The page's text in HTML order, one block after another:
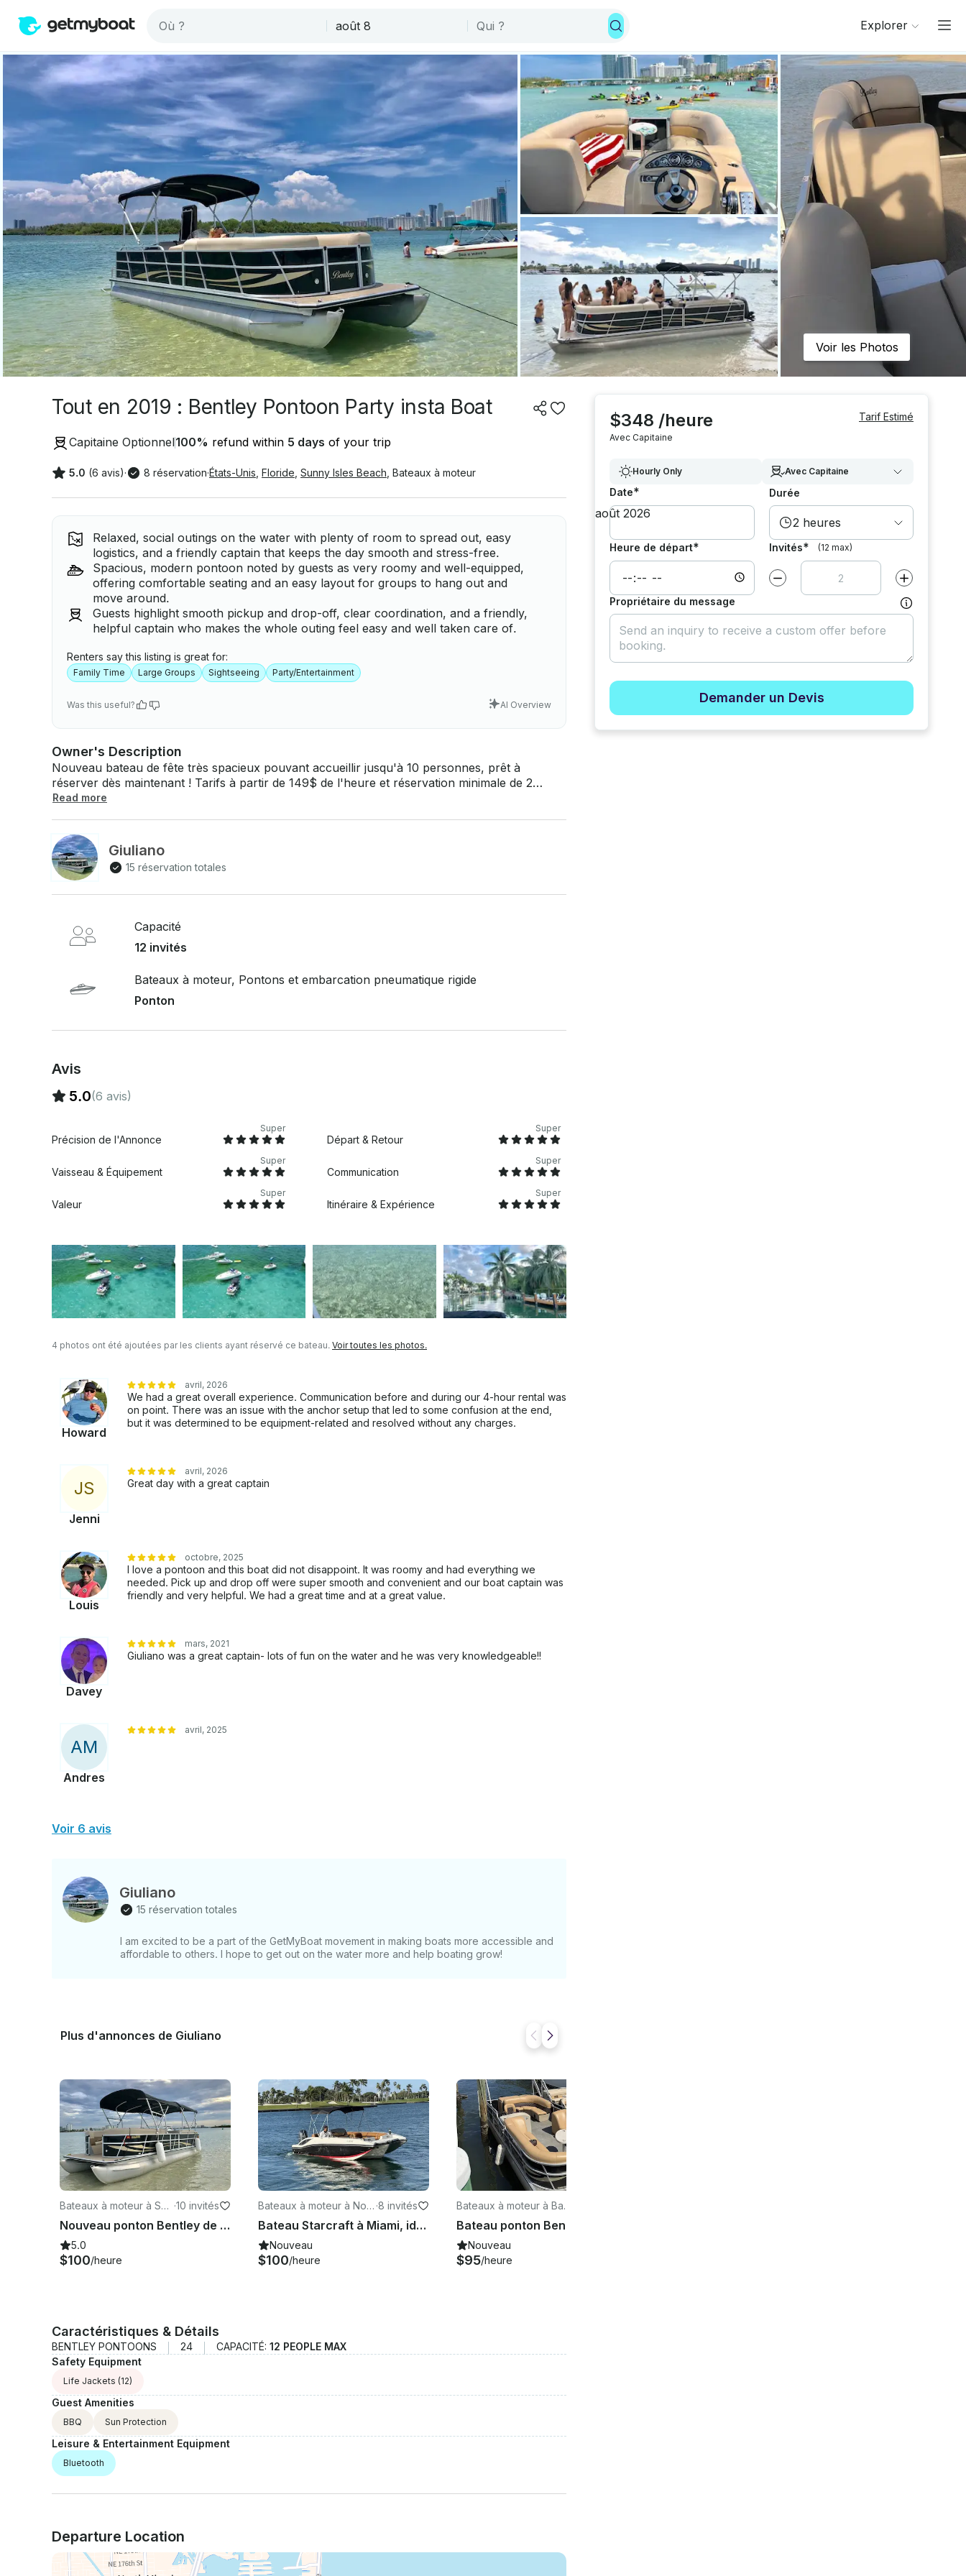
Explorer
Voir les Photos
Tout en 2019 : Bentley Pontoon Party insta Boat
Capitaine Optionnel100% refund within 5 days of your trip
5.0 (6 avis)· 8 réservation·États-Unis Floride Sunny Isles Beach Bateaux à moteur
Relaxed, social outings on the water with plenty of room to spread out, easy
logistics, and a friendly captain that keeps the day smooth and stress-free.
Spacious, modern pontoon noted by guests as very roomy and well-equipped,
offering comfortable seating and an easy layout for groups to hang out and
move around.
Guests highlight smooth pickup and drop-off, clear coordination, and a friendly,
helpful captain who makes the whole outing feel easy and well taken care of.
Renters say this listing is great for:
Family Time Large Groups Sightseeing Party/Entertainment
Was this useful? AI Overview
Owner's Description
Nouveau bateau de fête très spacieux pouvant accueillir jusqu'à 10 personnes, prêt à
réserver dès maintenant ! Tarifs à partir de 149$ de l'heure et réservation minimale de 2
heures. Bateau ponton Bentley 2019 tout compris à louer. Son Bluetooth et ports USB. Tous
jouets pour que les enfants puissent jouer à Sandbar. La meilleure offre de la ville ! Idéal pour
les fêtes d'anniversaire, les fêtes de fin d'études, les enterrements de vie de jeune fille, les
enterrements de vie de garçon, les fêtes d'été
Read more
Giuliano
15 réservation totales
Capacité
12 invités
Bateaux à moteur, Pontons et embarcation pneumatique rigide
Ponton
Avis
5.0(6 avis)
Précision de l'Annonce
Super
Départ & Retour
Super
Vaisseau & Équipement
Super
Communication
Super
Valeur
Super
Itinéraire & Expérience
Super
4 photos ont été ajoutées par les clients ayant réservé ce bateau. Voir toutes les photos.
Howard
avril, 2026
We had a great overall experience. Communication before and during our 4-hour rental was
on point. There was an issue with the anchor setup that led to some confusion at the end,
but it was determined to be equipment-related and resolved without any charges.
JS
Jenni
avril, 2026
Great day with a great captain
Louis
octobre, 2025
I love a pontoon and this boat did not disappoint. It was roomy and had everything we
needed. Pick up and drop off were super smooth and convenient and our boat captain was
friendly and very helpful. We had a great time and at a great value.
Davey
mars, 2021
Giuliano was a great captain- lots of fun on the water and he was very knowledgeable!!
AM
Andres
avril, 2025
Voir 6 avis
Giuliano
15 réservation totales
I am excited to be a part of the GetMyBoat movement in making boats more accessible and
affordable to others. I hope to get out on the water more and help boating grow!
Plus d'annonces de Giuliano
Bateaux à moteur à Sun
ny Isles Beach
·10 invités
Nouveau ponton Bentley de luxe pour 10 personnes à Miami Beach, en Floride
5.0
$100/heure
Bateaux à moteur à Nort
h Miami Beach
·8 invités
Bateau Starcraft à Miami, idéal pour une croisière dans la baie de Biscayne
Nouveau
$100/heure
Bateaux à moteur à Bay
Harbor Islands
Nouveau
$95/heure
Caractéristiques & Détails
BENTLEY PONTOONS 24 CAPACITÉ: 12 PEOPLE MAX
Safety Equipment
Life Jackets (12)
Guest Amenities
BBQ Sun Protection
Leisure & Entertainment Equipment
Bluetooth
Departure Location
$348 /heure
Avec Capitaine
Tarif Estimé
Hourly Only Avec Capitaine
Date* Durée
2 heures
Heure de départ* Invités* (12 max)
Diminuer la valeur par Augmenter la
Propriétaire du message
Demander un Devis